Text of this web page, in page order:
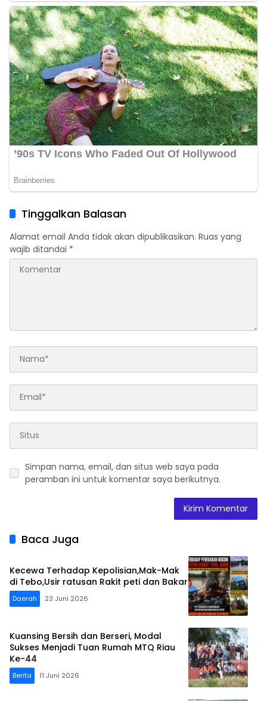
Tinggalkan Balasan
Alamat email Anda tidak akan dipublikasikan. Ruas yang
wajib ditandai *
Simpan nama, email, dan situs web saya pada
peramban ini untuk komentar saya berikutnya.
Baca Juga
Kecewa Terhadap Kepolisian,Mak-Mak
di Tebo,Usir ratusan Rakit peti dan Bakar
Daerah 23 Juni 2026
Kuansing Bersih dan Berseri, Modal
Sukses Menjadi Tuan Rumah MTQ Riau
Ke-44
Berita 11 Juni 2026